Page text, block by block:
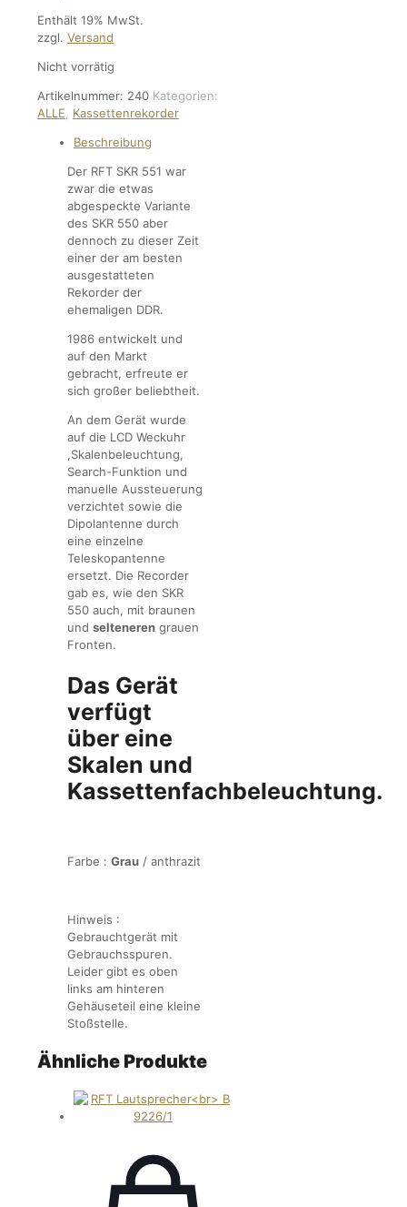
Enthält 19% MwSt.
zzgl. Versand
Nicht vorrätig
Artikelnummer: 240 Kategorien:
ALLE
Kassettenrekorder
Beschreibung
Der RFT SKR 551 war
zwar die etwas
abgespeckte Variante
des SKR 550 aber
dennoch zu dieser Zeit
einer der am besten
ausgestatteten
Rekorder der
ehemaligen DDR.
1986 entwickelt und
auf den Markt
gebracht, erfreute er
sich großer beliebtheit.
An dem Gerät wurde
auf die LCD Weckuhr
,Skalenbeleuchtung,
Search-Funktion und
manuelle Aussteuerung
verzichtet sowie die
Dipolantenne durch
eine einzelne
Teleskopantenne
ersetzt. Die Recorder
gab es, wie den SKR
550 auch, mit braunen
und selteneren grauen
Fronten.
Das Gerät
verfügt
über eine
Skalen und
Kassettenfachbeleuchtung.
Farbe : Grau / anthrazit
Hinweis :
Gebrauchtgerät mit
Gebrauchsspuren.
Leider gibt es oben
links am hinteren
Gehäuseteil eine kleine
Stoßstelle.
Ähnliche Produkte